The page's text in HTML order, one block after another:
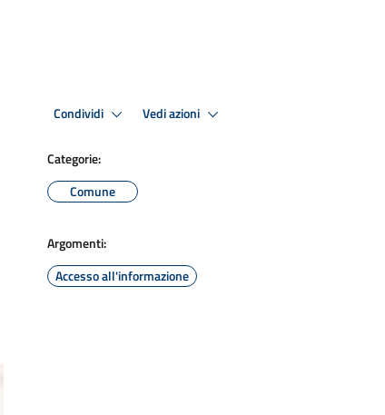
Condividi Vedi azioni
Categorie:
Comune
Argomenti:
Accesso all'informazione